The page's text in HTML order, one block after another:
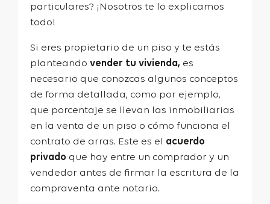
particulares? ¡Nosotros te lo explicamos
todo!
Si eres propietario de un piso y te estás
planteando vender tu vivienda, es
necesario que conozcas algunos conceptos
de forma detallada, como por ejemplo,
que porcentaje se llevan las inmobiliarias
en la venta de un piso o cómo funciona el
contrato de arras. Este es el acuerdo
privado que hay entre un comprador y un
vendedor antes de firmar la escritura de la
compraventa ante notario.